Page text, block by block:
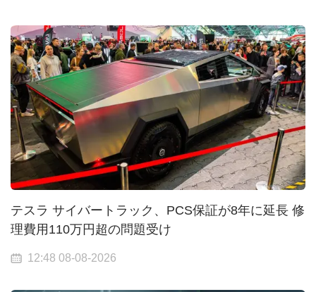
テスラ サイバートラック、PCS保証が8年に延長 修
理費用110万円超の問題受け
12:48 08-08-2026